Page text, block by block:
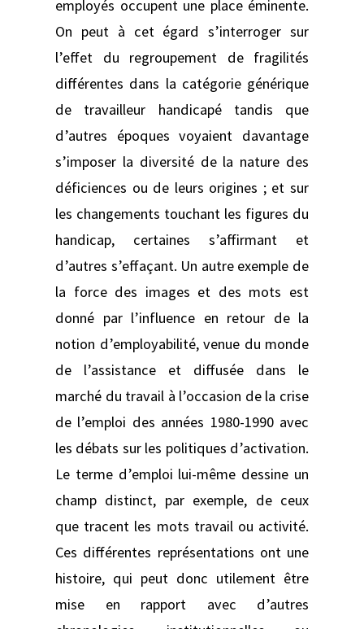
employés occupent une place éminente.
On peut à cet égard s’interroger sur
l’effet du regroupement de fragilités
différentes dans la catégorie générique
de travailleur handicapé tandis que
d’autres époques voyaient davantage
s’imposer la diversité de la nature des
déficiences ou de leurs origines ; et sur
les changements touchant les figures du
handicap, certaines s’affirmant et
d’autres s’effaçant. Un autre exemple de
la force des images et des mots est
donné par l’influence en retour de la
notion d’employabilité, venue du monde
de l’assistance et diffusée dans le
marché du travail à l’occasion de la crise
de l’emploi des années 1980-1990 avec
les débats sur les politiques d’activation.
Le terme d’emploi lui-même dessine un
champ distinct, par exemple, de ceux
que tracent les mots travail ou activité.
Ces différentes représentations ont une
histoire, qui peut donc utilement être
mise en rapport avec d’autres